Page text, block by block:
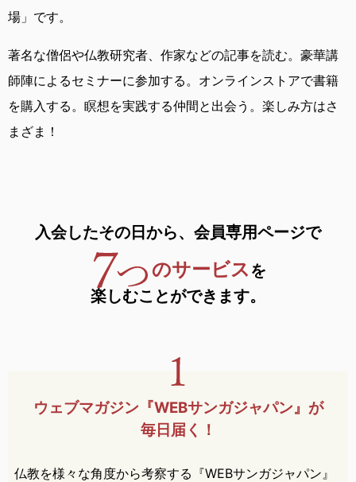
場」です。
著名な僧侶や仏教研究者、作家などの記事を読む。 豪華講
師陣によるセミナーに参加する。 オンラインストアで書籍
を購入する。 瞑想を実践する仲間と出会う。 楽しみ方はさ
まざま！
入会したその日から、 会員専用ページで
のサービス を
楽しむことができます。
ウェブマガジン『WEBサンガジャパン』が
毎日届く！
仏教を様々な角度から考察する『WEBサンガジャパン』